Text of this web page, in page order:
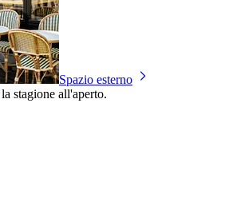
Spazio esterno
stagione all'aperto.